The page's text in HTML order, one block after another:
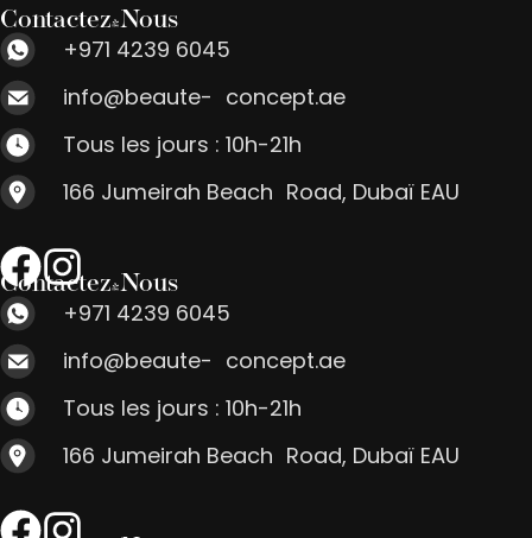
Contactez-Nous
+971 4239 6045
info@beaute- concept.ae
Tous les jours : 10h-21h
166 Jumeirah Beach Road, Dubaï EAU
Contactez-Nous
+971 4239 6045
info@beaute- concept.ae
Tous les jours : 10h-21h
166 Jumeirah Beach Road, Dubaï EAU